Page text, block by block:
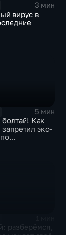
3 мин
вирус в
5 мин
болтай! Как
экс-
разберёмся,